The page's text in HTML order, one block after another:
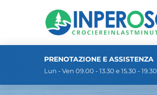
PRENOTAZIONE E ASSISTENZA
Lun - Ven 09.00 - 13.30 e 15.30 - 19.30